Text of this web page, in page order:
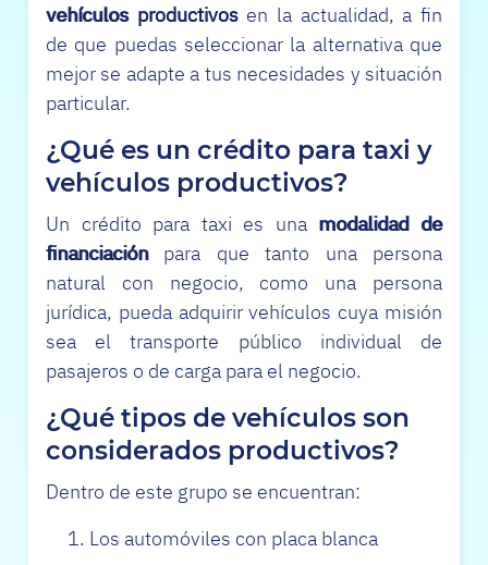
vehículos productivos en la actualidad, a fin
de que puedas seleccionar la alternativa que
mejor se adapte a tus necesidades y situación
particular.
¿Qué es un crédito para taxi y
vehículos productivos?
Un crédito para taxi es una modalidad de
financiaciónpara que tanto una persona
natural con negocio, como una persona
jurídica, pueda adquirir vehículos cuya misión
sea el transporte público individual de
pasajeros o de carga para el negocio.
¿Qué tipos de vehículos son
considerados productivos?
Dentro de este grupo se encuentran:
Los automóviles con placa blanca